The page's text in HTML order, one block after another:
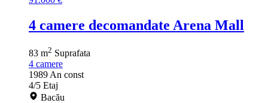
4 camere decomandate Arena Mall
83 m2 Suprafata
4 camere
1989 An const
4/5 Etaj
Bacău